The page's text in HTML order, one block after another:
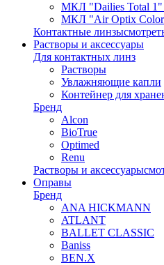
МКЛ "Dailies Total 1"
МКЛ "Air Optix
Контактные линзы
Растворы и аксессуары
Для контактных линз
Растворы
Увлажняющие капли
Контейнер для
Бренд
Alcon
BioTrue
Optimed
Renu
Растворы и аксессуары
Оправы
Бренд
ANA HICKMANN
ATLANT
BALLET CLASSIC
Baniss
BEN.X